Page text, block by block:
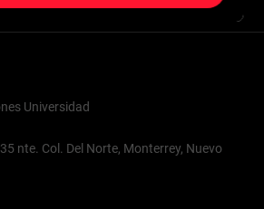
Universidad
nte. Col. Del Norte, Monterrey, Nuevo